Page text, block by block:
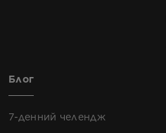
Блог
7-денний челендж